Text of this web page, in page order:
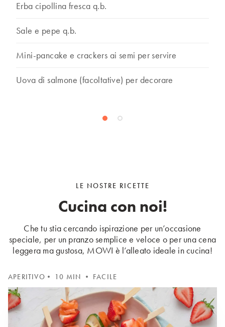
Erba cipollina fresca q.b.
Sale e pepe q.b.
Mini-pancake e crackers ai semi per servire
Uova di salmone (facoltative) per decorare
LE NOSTRE RICETTE
Cucina con noi!
Che tu stia cercando ispirazione per un’occasione
speciale, per un pranzo semplice e veloce o per una cena
leggera ma gustosa, MOWI è l’alleato ideale in cucina!
APERITIVO • 10 MIN • FACILE